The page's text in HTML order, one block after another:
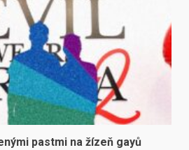
pastmi na žízeň gayů